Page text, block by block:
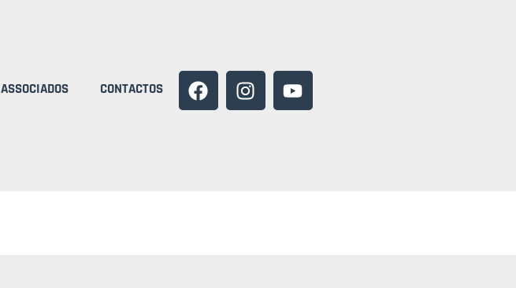
ASSOCIADOS CONTACTOS